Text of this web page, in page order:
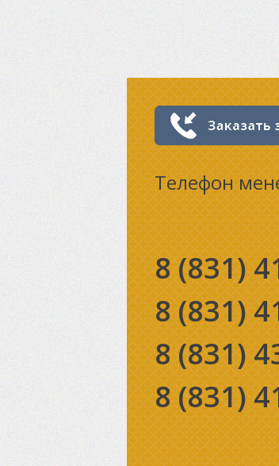
Телефон
8 (831)
8 (831)
8 (831)
8 (831)